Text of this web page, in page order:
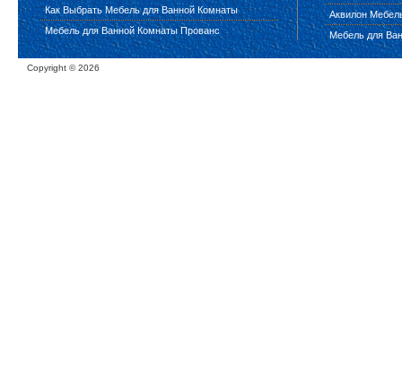
Как Выбрать Мебель для Ванной Комнаты
Мебель для Ванной Комнаты Прованс
Аквилон
Мебель для
Copyright ©2026